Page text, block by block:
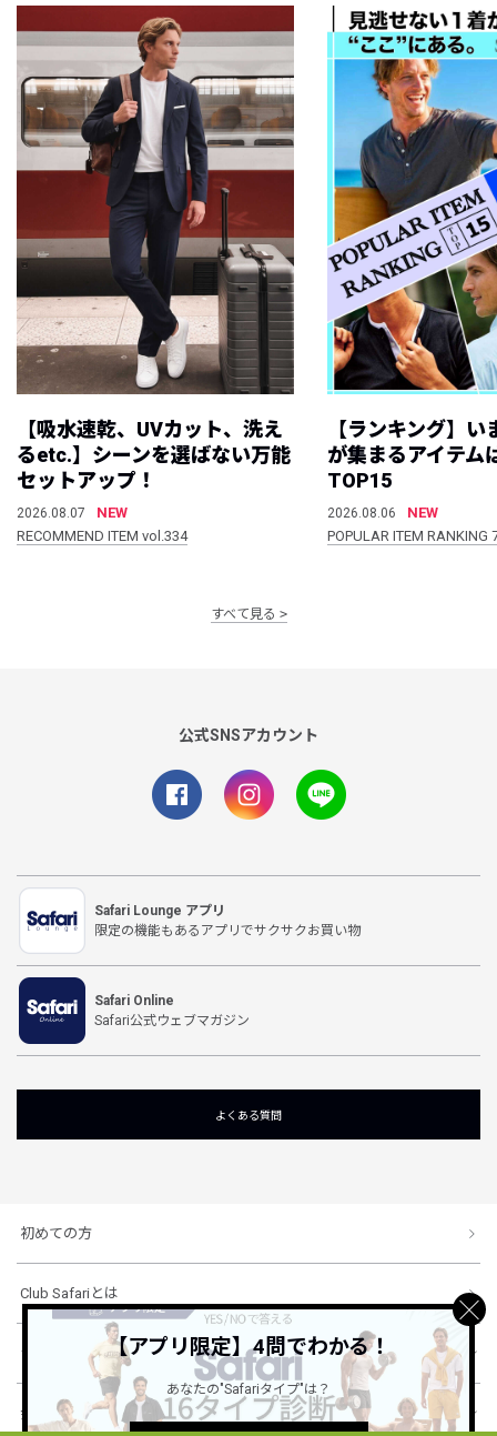
【吸水速乾、UVカット、洗え
るetc.】シーンを選ばない万能
セットアップ！
2026.08.07
NEW
RECOMMEND ITEM vol.334
【ランキング】
が集まるアイテム
TOP15
2026.08.06
NEW
POPULAR ITEM
すべて見る
公式SNSアカウント
Safari Lounge アプリ
限定の機能もあるアプリでサクサクお買い物
Safari Online
Safari公式ウェブマガジン
よくある質問
初めての方
Club Safariとは
ショッピングガイド
会社概要・規約
【アプリ限定】4問でわかる！
あなたの"Safariタイプ"は？